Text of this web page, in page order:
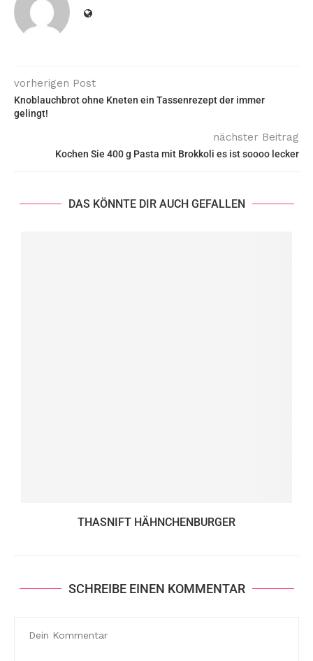
vorherigen Post
Knoblauchbrot ohne Kneten ein Tassenrezept der immer
gelingt!
nächster Beitrag
Kochen Sie 400 g Pasta mit Brokkoli es ist soooo lecker
DAS KÖNNTE DIR AUCH GEFALLEN
THASNIFT HÄHNCHENBURGER
SCHREIBE EINEN KOMMENTAR